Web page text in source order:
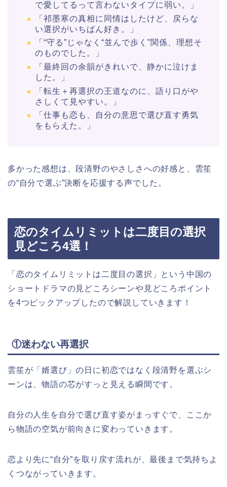
で愛してるって言わないタイプに弱い。」​
「祁墨寒の真相に同情はしたけど、戻らな
い選択がいちばん好き。」​
「“守る”じゃなく“並んで歩く”関係、理想そ
のものでした。」​
「最終回の余韻がきれいで、静かに泣けま
した。」​
「転生＋再選択の王道なのに、語り口がや
さしくて見やすい。」​
「仕事も恋も、自分の意思で選び直す勇気
をもらえた。」​
多かった感想は、段清野のやさしさへの好感と、雲笙
の“自分で選ぶ”決断を応援する声でした。
恋のタイムリミットは二度目の選択
見どころ4選！
「恋のタイムリミットは二度目の選択」という中国の
ショートドラマの見どころシーンや見どころポイント
を4つピックアップしたので解説していきます！
①迷わない再選択
雲笙が「婿選び」の日に初恋ではなく段清野を選ぶシ
ーンは、物語の芯がすっと見える瞬間です。
自分の人生を自分で選び直す姿がまっすぐで、ここか
ら物語の空気が前向きに変わっていきます。
恋より先に“自分”を取り戻す流れが、最後まで気持ちよ
くつながっていきます。​